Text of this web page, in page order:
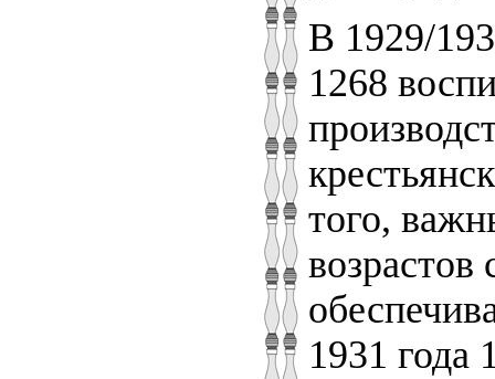
В 1929/
1268
того,
1931 года